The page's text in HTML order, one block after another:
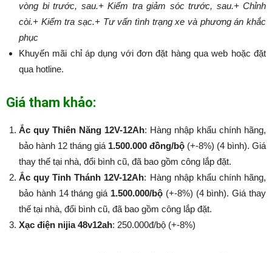
vòng bi trước, sau.+ Kiểm tra giảm sóc trước, sau.+ Chỉnh
còi.+ Kiểm tra sạc.+ Tư vấn tình trạng xe và phương án khắc
phục
Khuyến mãi chỉ áp dụng với đơn đặt hàng qua web hoặc đặt
qua hotline.
Giá tham khảo:
Ắc quy Thiên Năng 12V-12Ah: Hàng nhập khẩu chính hãng,
bảo hành 12 tháng giá 1.500.000 đồng/bộ (+-8%) (4 bình). Giá
thay thế tại nhà, đổi bình cũ, đã bao gồm công lắp đặt.
Ắc quy Tinh Thánh 12V-12Ah: Hàng nhập khẩu chính hãng,
bảo hành 14 tháng giá 1.500.000/bộ (+-8%​​​​​​​) (4 bình). Giá thay
thế tại nhà, đổi bình cũ, đã bao gồm công lắp đặt.
Xạc điện nijia 48v12ah: 250.000đ/bộ (+-8%​​​​​​​)